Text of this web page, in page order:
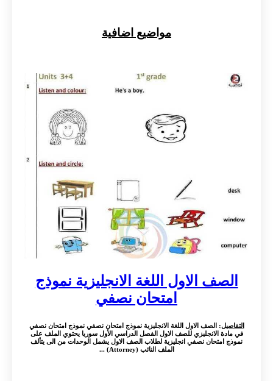
مواضيع اضافية
الصف الاول اللغة الانجليزية نموذج
امتحان نصفي
التفاصيل: الصف الاول اللغة الانجليزية نموذج امتحان نصفي نموذج امتحان نصفي
في مادة الانجليزي للصف الاول الفصل الدراسي الأول سوريا يحتوي الملف على
نموذج امتحان نصفي انجليزية لطلاب الصف الاول يشمل الوحدات من الى يتألف
الملف النائب (Attorney) ...